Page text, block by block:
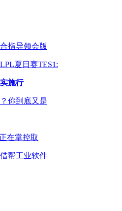
指导领会版
夏日赛TES1:
施行
你到底又是
在掌控取
帮工业软件